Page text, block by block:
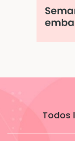
Todos